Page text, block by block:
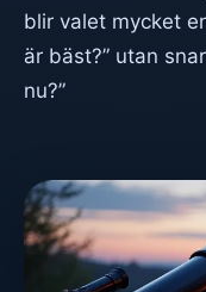
blir valet mycket
är bäst?” utan
nu?”